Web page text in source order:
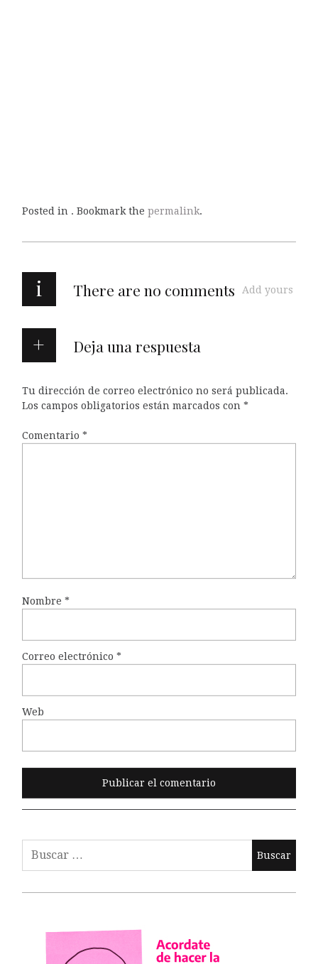
Posted in . Bookmark the permalink.
i There are no comments Add yours
Deja una respuesta
Tu dirección de correo electrónico no será publicada.
Los campos obligatorios están marcados con *
Comentario *
Nombre *
Correo electrónico *
Web